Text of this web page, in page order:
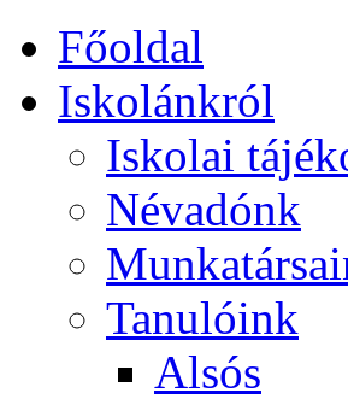
Főoldal
Iskolánkról
Iskolai
Névadónk
Tanulóink
Alsós